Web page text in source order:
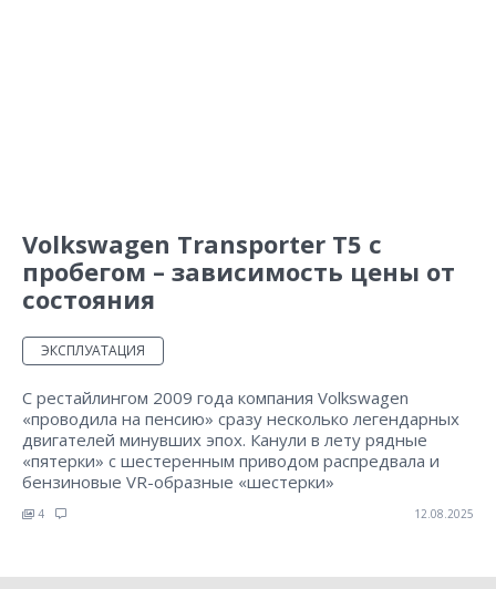
Volkswagen Transporter Т5 с
пробегом – зависимость цены от
состояния
ЭКСПЛУАТАЦИЯ
С рестайлингом 2009 года компания Volkswagen
«проводила на пенсию» сразу несколько легендарных
двигателей минувших эпох. Канули в лету рядные
«пятерки» с шестеренным приводом распредвала и
бензиновые VR-образные «шестерки»
4 12.08.2025